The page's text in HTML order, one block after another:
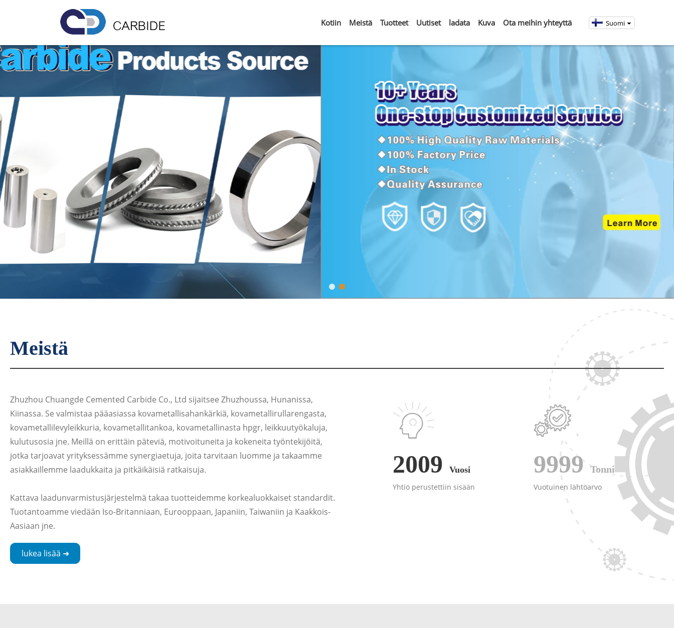
Kotiin Meistä Tuotteet Uutiset ladata Kuva Ota meihin yhteyttä Suomi
Meistä
Zhuzhou Chuangde Cemented Carbide Co., Ltd sijaitsee Zhuzhoussa, Hunanissa,
Kiinassa. Se valmistaa pääasiassa kovametallisahankärkiä, kovametallirullarengasta,
kovametallilevyleikkuria, kovametallitankoa, kovametallinasta hpgr, leikkuutyökaluja,
kulutusosia jne. Meillä on erittäin päteviä, motivoituneita ja kokeneita työntekijöitä,
jotka tarjoavat yrityksessämme synergiaetuja, joita tarvitaan luomme ja takaamme
asiakkaillemme laadukkaita ja pitkäikäisiä ratkaisuja.
Kattava laadunvarmistusjärjestelmä takaa tuotteidemme korkealuokkaiset standardit.
Tuotantoamme viedään Iso-Britanniaan, Eurooppaan, Japaniin, Taiwaniin ja Kaakkois-
Aasiaan jne.
lukea lisää ➜
2009 Vuosi
Yhtiö perustettiin sisään
9999 Tonni
Vuotuinen lähtöarvo